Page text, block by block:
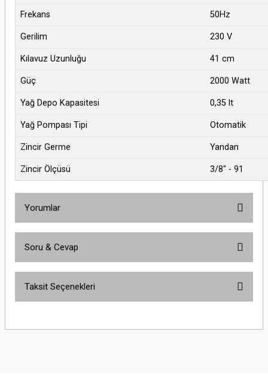
Frekans 50Hz
Gerilim 230 V
Kılavuz Uzunluğu 41 cm
Güç 2000 Watt
Yağ Depo Kapasitesi 0,35 lt
Yağ Pompası Tipi Otomatik
Zincir Germe Yandan
Zincir Ölçüsü 3/8" - 91
Yorumlar
Soru & Cevap
Soru Sor
Taksit Seçenekleri